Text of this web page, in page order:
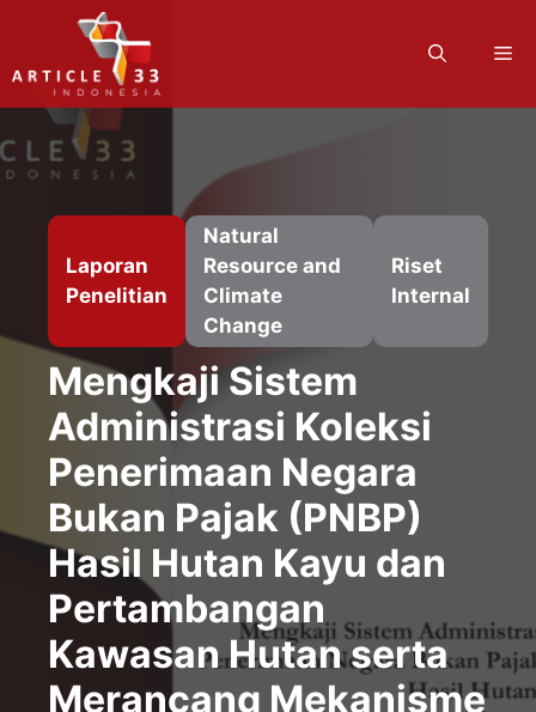
Langsung
isi
Laporan
Penelitian
Natural
Resource and
Climate
Change
Riset
Internal
Mengkaji Sistem
Administrasi Koleksi
Penerimaan Negara
Bukan Pajak (PNBP)
Hasil Hutan Kayu dan
Pertambangan
Kawasan Hutan serta
Merancang Mekanisme